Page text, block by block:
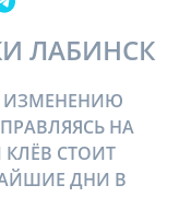
ЛАБИНСК
ИЗМЕНЕНИЮ
НА
СТОИТ
ДНИ В